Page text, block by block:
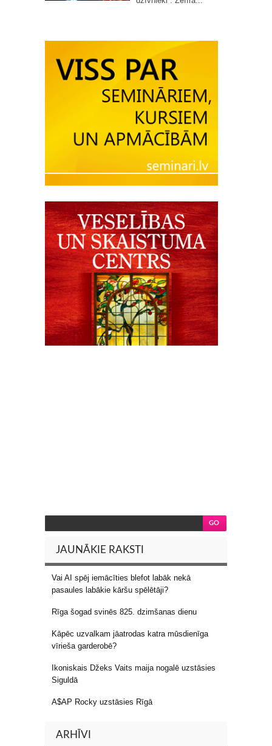
JAUNĀKIE RAKSTI
Vai AI spēj iemācīties blefot labāk nekā
pasaules labākie kāršu spēlētāji?
Rīga šogad svinēs 825. dzimšanas dienu
Kāpēc uzvalkam jāatrodas katra mūsdienīga
vīrieša garderobē?
Ikoniskais Džeks Vaits maija nogalē uzstāsies
Siguldā
A$AP Rocky uzstāsies Rīgā
ARHĪVI